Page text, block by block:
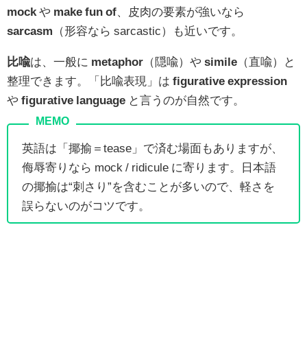
mock や make fun of 、皮肉の要素が強いなら
sarcasm （形容なら sarcastic）も近いです。
比喩は、一般に metaphor （隠喩）や simile （直喩）と
整理できます。「比喩表現」は figurative expression
や figurative language と言うのが自然です。
英語は「揶揄＝tease」で済む場面もありますが、
侮辱寄りなら mock / ridicule に寄ります。日本語
の揶揄は“刺さり”を含むことが多いので、軽さを
誤らないのがコツです。